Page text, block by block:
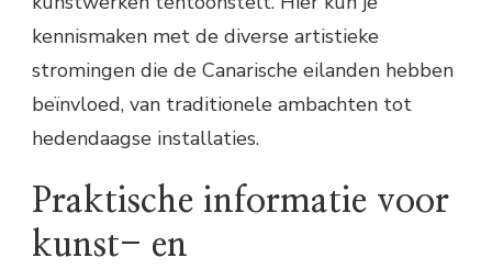
kennismaken met de diverse artistieke
stromingen die de Canarische eilanden hebben
beïnvloed, van traditionele ambachten tot
hedendaagse installaties.
Praktische informatie voor
kunst- en